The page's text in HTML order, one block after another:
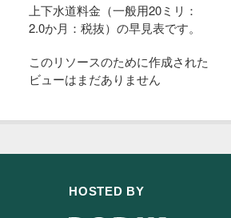
上下水道料金（一般用20ミリ：
2.0か月：税抜）の早見表です。
このリソースのために作成された
ビューはまだありません
HOSTED BY